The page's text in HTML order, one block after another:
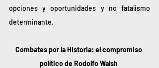
opciones y oportunidades y no fatalismo
determinante.
Combates por la Historia: el compromiso
político de Rodolfo Walsh